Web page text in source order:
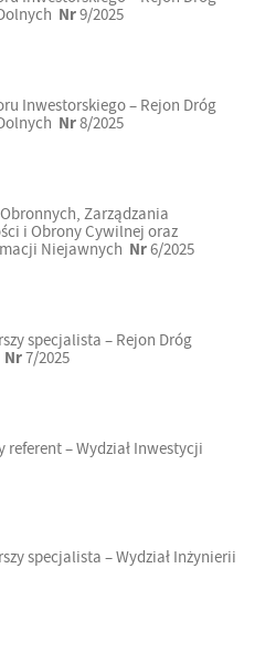
Nr9/2025
Inwestorskiego – Rejon Dróg
Nr8/2025
Zarządzania
i Obrony Cywilnej oraz
Niejawnych Nr6/2025
specjalista – Rejon Dróg
Nr7/2025
referent – Wydział Inwestycji
specjalista – Wydział Inżynierii